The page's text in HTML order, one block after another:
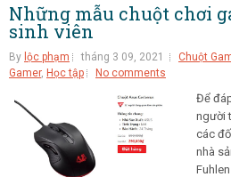
Những mẫu chuột chơi
sinh viên
By lộc phạm tháng 3 09, 2021 Chuột
Gamer, Học tập No comments
Để
người
các
nhà